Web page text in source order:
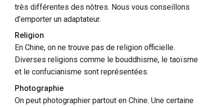
très différentes des nôtres. Nous vous conseillons
d’emporter un adaptateur.
Religion
En Chine, on ne trouve pas de religion officielle.
Diverses religions comme le bouddhisme, le taoïsme
et le confucianisme sont représentées.
Photographie
On peut photographier partout en Chine. Une certaine